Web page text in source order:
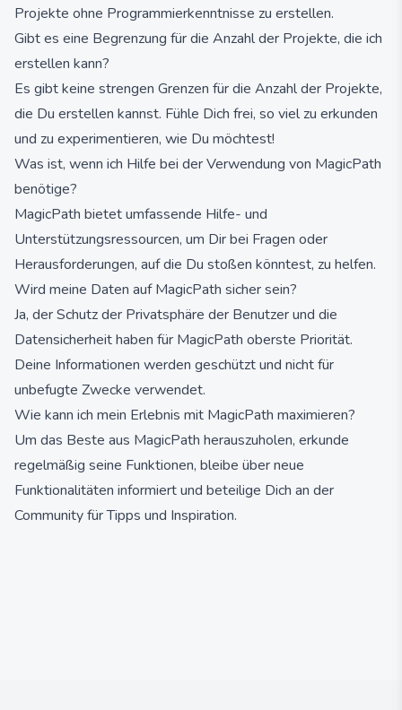
Projekte ohne Programmierkenntnisse zu erstellen.
Gibt es eine Begrenzung für die Anzahl der Projekte, die ich
erstellen kann?
Es gibt keine strengen Grenzen für die Anzahl der Projekte,
die Du erstellen kannst. Fühle Dich frei, so viel zu erkunden
und zu experimentieren, wie Du möchtest!
Was ist, wenn ich Hilfe bei der Verwendung von MagicPath
benötige?
MagicPath bietet umfassende Hilfe- und
Unterstützungsressourcen, um Dir bei Fragen oder
Herausforderungen, auf die Du stoßen könntest, zu helfen.
Wird meine Daten auf MagicPath sicher sein?
Ja, der Schutz der Privatsphäre der Benutzer und die
Datensicherheit haben für MagicPath oberste Priorität.
Deine Informationen werden geschützt und nicht für
unbefugte Zwecke verwendet.
Wie kann ich mein Erlebnis mit MagicPath maximieren?
Um das Beste aus MagicPath herauszuholen, erkunde
regelmäßig seine Funktionen, bleibe über neue
Funktionalitäten informiert und beteilige Dich an der
Community für Tipps und Inspiration.